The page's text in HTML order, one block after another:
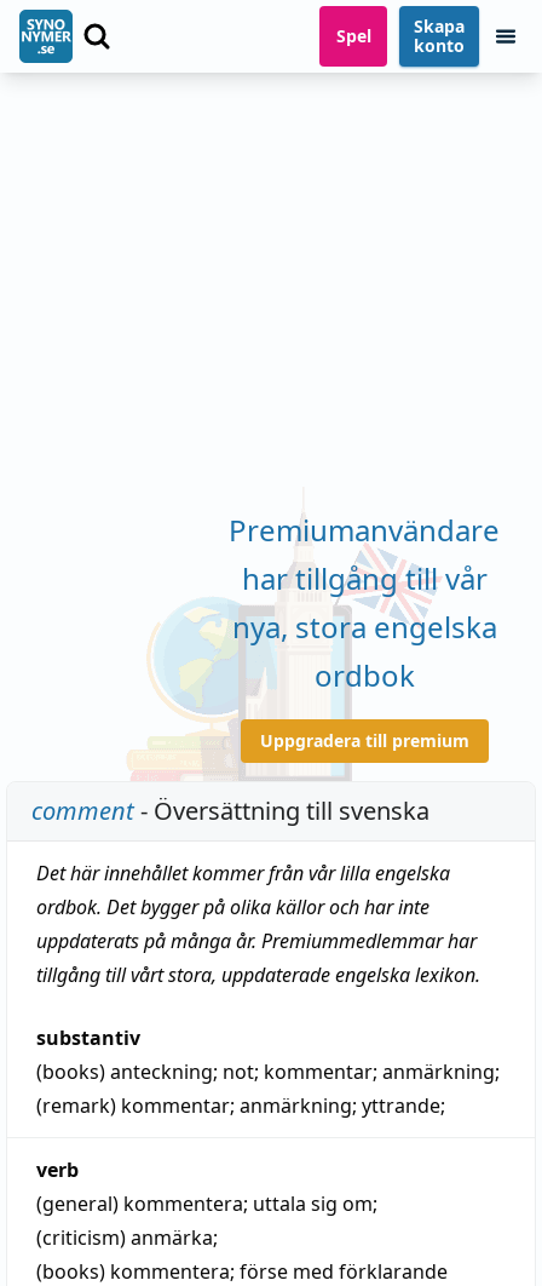
Spel
Skapa
konto
Premiumanvändare
har tillgång till vår
nya, stora engelska
ordbok
Uppgradera till premium
comment- Översättning till svenska
Det här innehållet kommer från vår lilla engelska
ordbok. Det bygger på olika källor och har inte
uppdaterats på många år. Premiummedlemmar har
tillgång till vårt stora, uppdaterade engelska lexikon.
substantiv
(books)anteckning; not; kommentar; anmärkning;
(remark) kommentar; anmärkning; yttrande;
verb
(general) kommentera; uttala sig om;
(criticism)anmärka;
(books) kommentera; förse med förklarande